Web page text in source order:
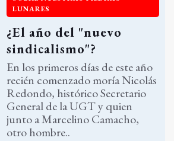
LUNARES
¿El año del "nuevo
sindicalismo"?
En los primeros días de este año
recién comenzado moría Nicolás
Redondo, histórico Secretario
General de la UGT y quien
junto a Marcelino Camacho,
otro hombre..